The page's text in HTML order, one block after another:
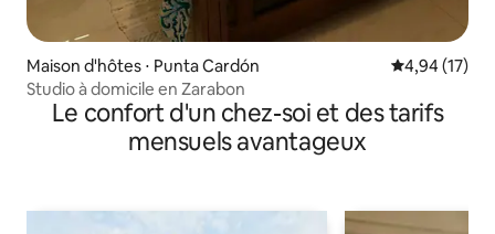
Maison d'hôtes ⋅ Punta Cardón Évaluation
4,94 (17)
Studio à domicile en Zarabon
Le confort d'un chez-soi et des tarifs
mensuels avantageux